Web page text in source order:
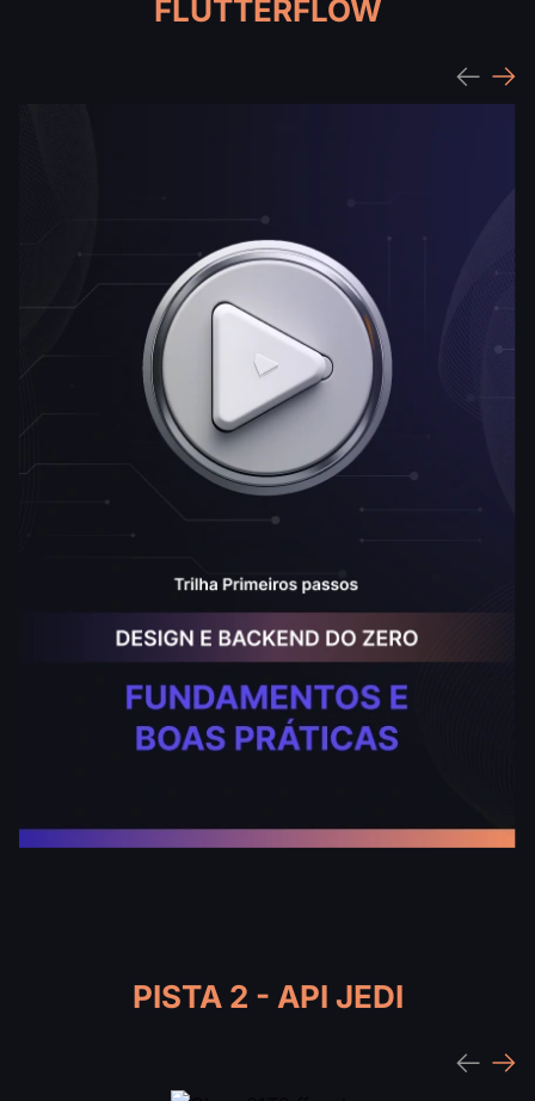
FLUTTERFLOW
PISTA 2 - API JEDI